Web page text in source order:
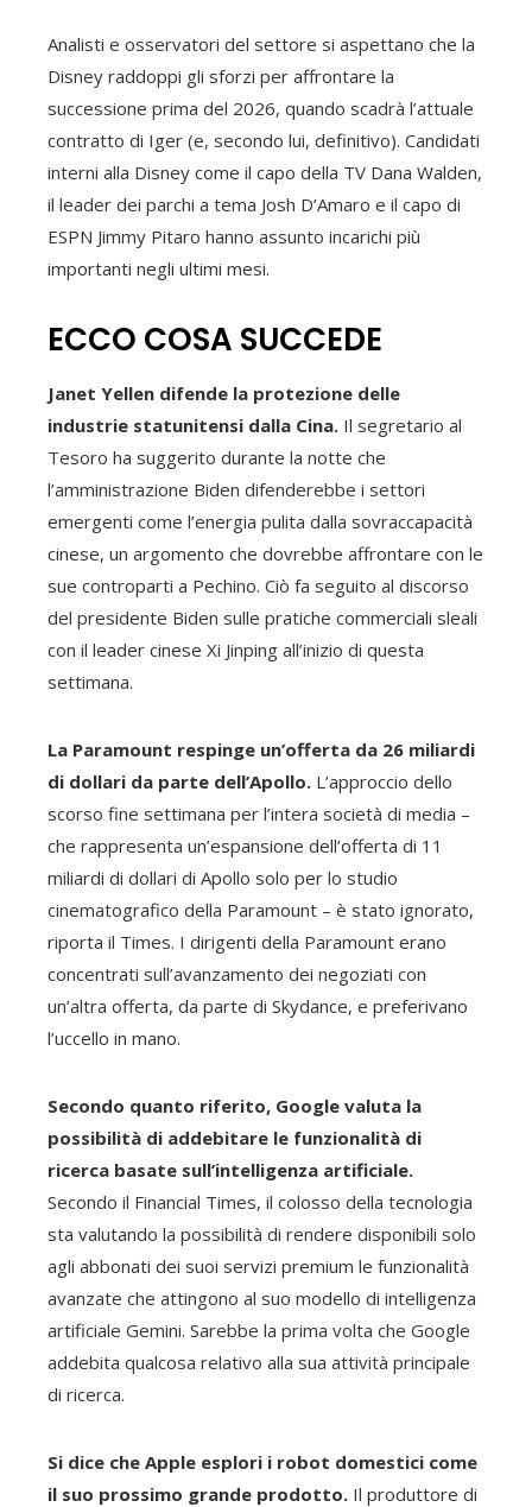
Analisti e osservatori del settore si aspettano che la
Disney raddoppi gli sforzi per affrontare la
successione prima del 2026, quando scadrà l’attuale
contratto di Iger (e, secondo lui, definitivo). Candidati
interni alla Disney come il capo della TV Dana Walden,
il leader dei parchi a tema Josh D’Amaro e il capo di
ESPN Jimmy Pitaro hanno assunto incarichi più
importanti negli ultimi mesi.
ECCO COSA SUCCEDE
Janet Yellen difende la protezione delle
industrie statunitensi dalla Cina. Il segretario al
Tesoro ha suggerito durante la notte che
l’amministrazione Biden difenderebbe i settori
emergenti come l’energia pulita dalla sovraccapacità
cinese, un argomento che dovrebbe affrontare con le
sue controparti a Pechino. Ciò fa seguito al discorso
del presidente Biden sulle pratiche commerciali sleali
con il leader cinese Xi Jinping all’inizio di questa
settimana.
La Paramount respinge un’offerta da 26 miliardi
di dollari da parte dell’Apollo. L’approccio dello
scorso fine settimana per l’intera società di media –
che rappresenta un’espansione dell’offerta di 11
miliardi di dollari di Apollo solo per lo studio
cinematografico della Paramount – è stato ignorato,
riporta il Times. I dirigenti della Paramount erano
concentrati sull’avanzamento dei negoziati con
un’altra offerta, da parte di Skydance, e preferivano
l’uccello in mano.
Secondo quanto riferito, Google valuta la
possibilità di addebitare le funzionalità di
ricerca basate sull’intelligenza artificiale.
Secondo il Financial Times, il colosso della tecnologia
sta valutando la possibilità di rendere disponibili solo
agli abbonati dei suoi servizi premium le funzionalità
avanzate che attingono al suo modello di intelligenza
artificiale Gemini. Sarebbe la prima volta che Google
addebita qualcosa relativo alla sua attività principale
di ricerca.
Si dice che Apple esplori i robot domestici come
il suo prossimo grande prodotto. Il produttore di